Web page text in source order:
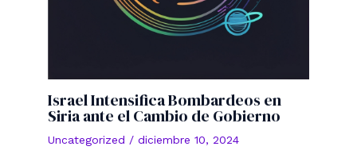
Israel Intensifica Bombardeos en
Siria ante el Cambio de Gobierno
Uncategorized / diciembre 10, 2024